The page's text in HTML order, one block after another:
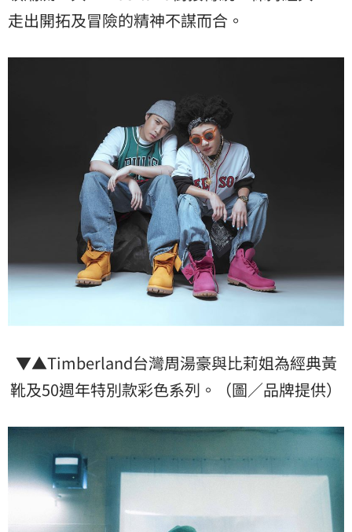
走出開拓及冒險的精神不謀而合。
▼▲Timberland台灣周湯豪與比莉姐為經典黃
靴及50週年特別款彩色系列。（圖／品牌提供）